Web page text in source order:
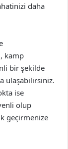
daha
kamp
bir şekilde
ulaşabilirsiniz.
ise
olup
geçirmenize